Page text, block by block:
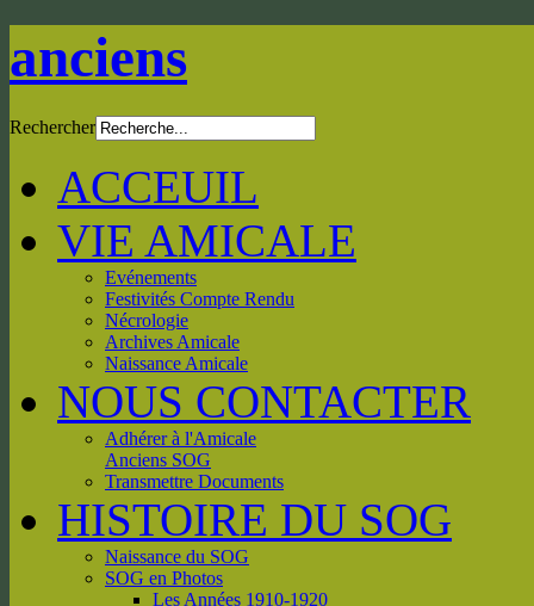
anciens
Rechercher
ACCEUIL
VIE AMICALE
Evénements
Festivités Compte Rendu
Nécrologie
Archives Amicale
Naissance Amicale
NOUS CONTACTER
Adhérer à l'Amicale
Anciens SOG
Transmettre Documents
HISTOIRE DU SOG
Naissance du SOG
SOG en Photos
Les Années 1910-1920